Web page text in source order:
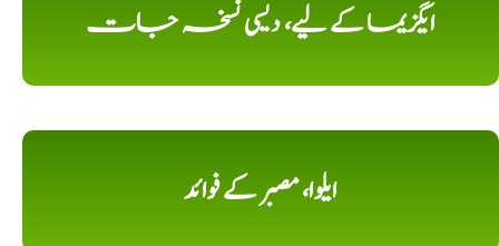
ایگزیما کے لیے، دیسی نسخہ جات
ایلوا، مصبر کے فوائد